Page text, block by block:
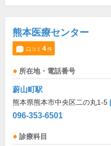
熊本医療センター
口コミ 4件
所在地・電話番号
蔚山町駅
熊本県熊本市中央区二の丸1-5
096-353-6501
診療科目